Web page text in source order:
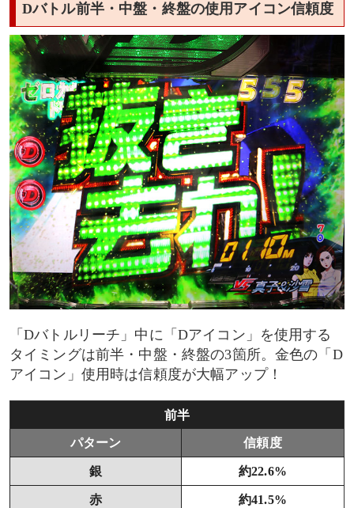
Dバトル前半・中盤・終盤の使用アイコン信頼度
「Dバトルリーチ」中に「Dアイコン」を使用する
タイミングは前半・中盤・終盤の3箇所。金色の「D
アイコン」使用時は信頼度が大幅アップ！
前半
パターン 信頼度
銀 約22.6%
赤 約41.5%